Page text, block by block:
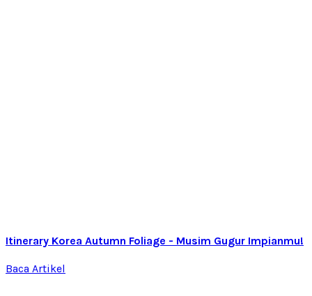
Itinerary Korea Autumn Foliage - Musim Gugur Impianmu!
Baca Artikel